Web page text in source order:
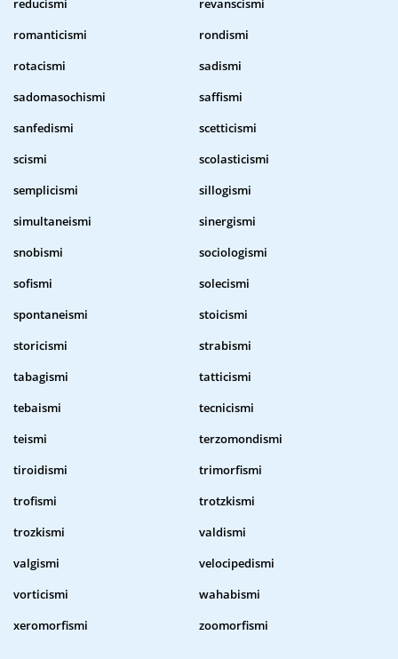
reducismi
revanscismi
romanticismi
rondismi
rotacismi
sadismi
sadomasochismi
saffismi
sanfedismi
scetticismi
scismi
scolasticismi
semplicismi
sillogismi
simultaneismi
sinergismi
snobismi
sociologismi
sofismi
solecismi
spontaneismi
stoicismi
storicismi
strabismi
tabagismi
tatticismi
tebaismi
tecnicismi
teismi
terzomondismi
tiroidismi
trimorfismi
trofismi
trotzkismi
trozkismi
valdismi
valgismi
velocipedismi
vorticismi
wahabismi
xeromorfismi
zoomorfismi